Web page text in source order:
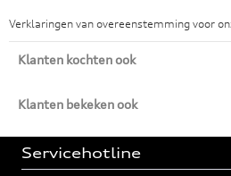
Verklaringen van overeenstemming voor
Klanten kochten ook
Klanten bekeken ook
Servicehotline